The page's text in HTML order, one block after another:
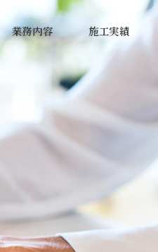
業務内容 施工実績